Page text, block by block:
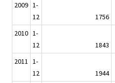
2009 1-
12
1756
2010 1-
12
1843
2011 1-
12
1944